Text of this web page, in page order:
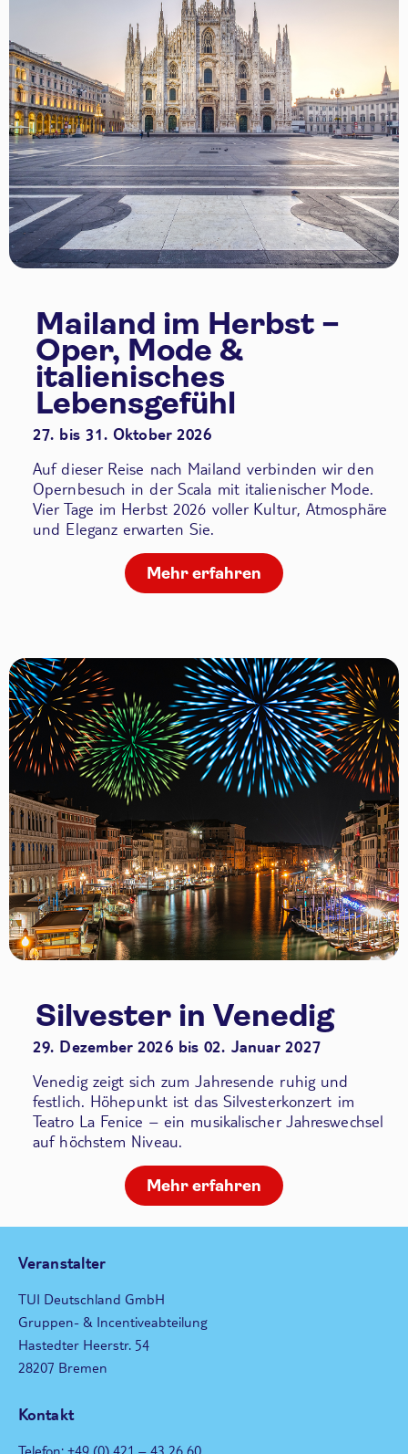
Mailand im Herbst –
Oper, Mode &
italienisches
Lebensgefühl
27. bis 31. Oktober 2026
Auf dieser Reise nach Mailand verbinden wir den
Opernbesuch in der Scala mit italienischer Mode.
Vier Tage im Herbst 2026 voller Kultur, Atmosphäre
und Eleganz erwarten Sie.
Mehr erfahren
Silvester in Venedig
29. Dezember 2026 bis 02. Januar 2027
Venedig zeigt sich zum Jahresende ruhig und
festlich. Höhepunkt ist das Silvesterkonzert im
Teatro La Fenice – ein musikalischer Jahreswechsel
auf höchstem Niveau.
Mehr erfahren
Veranstalter
TUI Deutschland GmbH
Gruppen- & Incentiveabteilung
Hastedter Heerstr. 54
28207 Bremen
Kontakt
Telefon: +49 (0) 421 – 43 26 60